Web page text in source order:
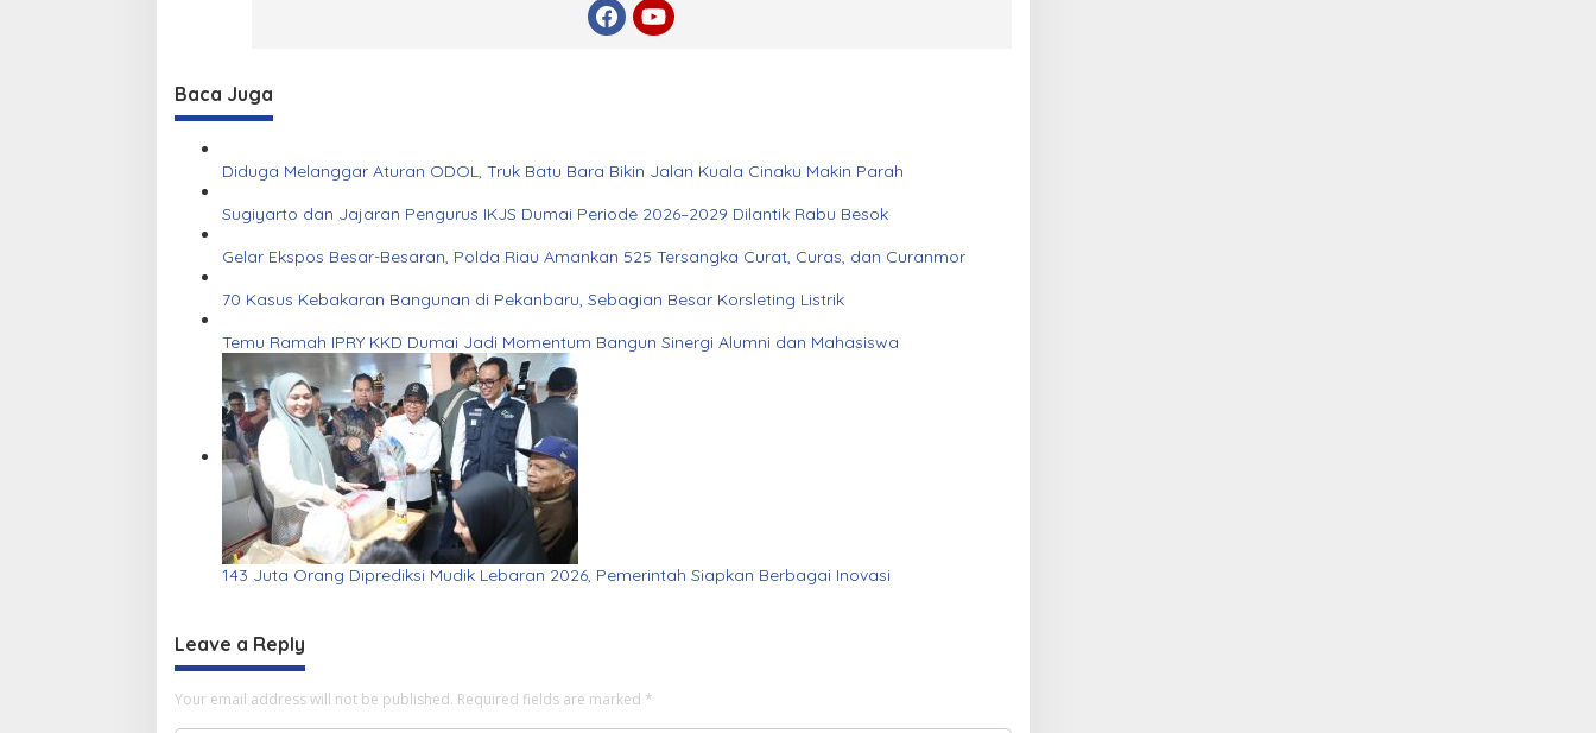
Baca Juga
Diduga Melanggar Aturan ODOL, Truk Batu Bara Bikin Jalan Kuala Cinaku Makin Parah
Sugiyarto dan Jajaran Pengurus IKJS Dumai Periode 2026–2029 Dilantik Rabu Besok
Gelar Ekspos Besar-Besaran, Polda Riau Amankan 525 Tersangka Curat, Curas, dan Curanmor
70 Kasus Kebakaran Bangunan di Pekanbaru, Sebagian Besar Korsleting Listrik
Temu Ramah IPRY KKD Dumai Jadi Momentum Bangun Sinergi Alumni dan Mahasiswa
143 Juta Orang Diprediksi Mudik Lebaran 2026, Pemerintah Siapkan Berbagai Inovasi
Leave a Reply
Your email address will not be published. Required fields are marked *